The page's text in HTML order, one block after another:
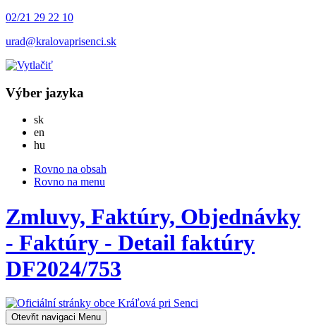
02/21 29 22 10
urad@kralovaprisenci.sk
Výber jazyka
skSlovensky
en
hu
Rovno na obsah
Rovno na menu
Zmluvy, Faktúry, Objednávky
- Faktúry - Detail faktúry
DF2024/753
Otevřit navigaci Menu